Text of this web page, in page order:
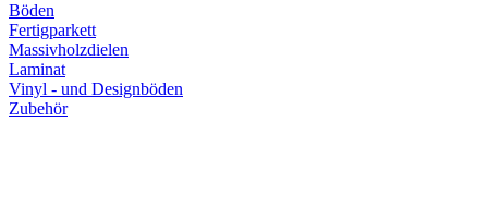
Böden
Fertigparkett
Massivholzdielen
Laminat
Vinyl - und Designböden
Zubehör